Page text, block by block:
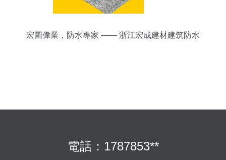
宏圖偉業，防水專家 —— 浙江宏成建材建筑防水
電話：1787853**